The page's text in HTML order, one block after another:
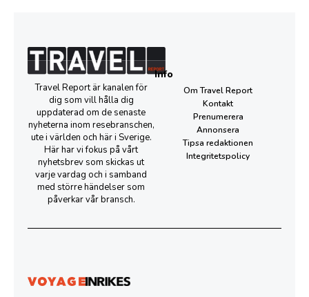
Travel Report är kanalen för
dig som vill hålla dig
uppdaterad om de senaste
nyheterna inom resebranschen,
ute i världen och här i Sverige.
Här har vi fokus på vårt
nyhetsbrev som skickas ut
varje vardag och i samband
med större händelser som
påverkar vår bransch.
Info
Om Travel Report
Kontakt
Prenumerera
Annonsera
Tipsa redaktionen
Integritetspolicy